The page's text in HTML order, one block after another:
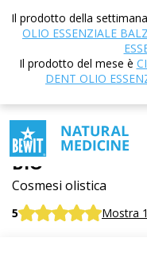
Il prodotto della
OLIO ESSENZIALE
Il prodotto del mese è
DENT OLIO
Casa E-shop
Siero anti-età
Luminéa Revive
Siero anti-età
rughe -
BIO
Cosmesi olistica
5 Mostra